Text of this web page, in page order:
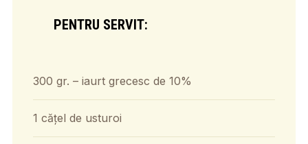
PENTRU SERVIT:
300 gr. – iaurt grecesc de 10%
1 cățel de usturoi